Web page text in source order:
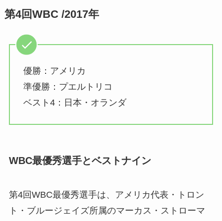
第4回WBC /2017年
優勝：アメリカ
準優勝：プエルトリコ
ベスト4：日本・オランダ
WBC最優秀選手とベストナイン
第4回WBC最優秀選手は、アメリカ代表・トロン
ト・ブルージェイズ所属のマーカス・ストローマ